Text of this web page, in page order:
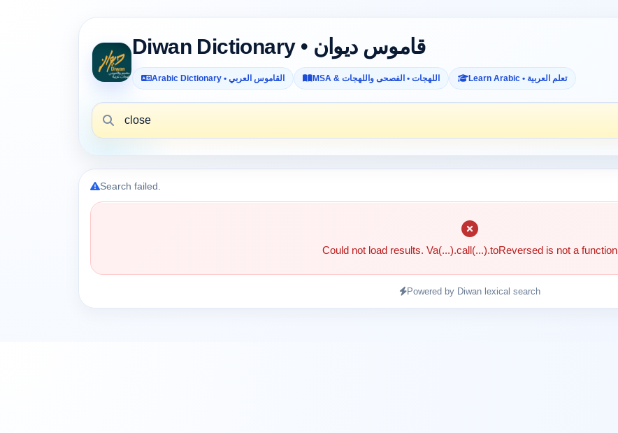
Diwan Dictionary • قاموس ديوان
Arabic Dictionary • القاموس العربي MSA & اللهجات • الفصحى واللهجات Learn Arabic • تعلم العربية
Search failed.
Could not load results. Va(...).call(...).toReversed is not a function
Powered by Diwan lexical search